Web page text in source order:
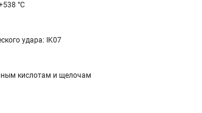
°С
удара: IK07
кислотам и щелочам